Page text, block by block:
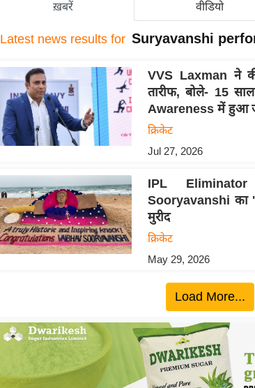
ख़बरें वीडियो
Latest news results for Suryavanshi
VVS Laxman ने
तारीफ, बोले- 15
Awareness में हुआ
क्रिकेट
Jul 27, 2026
IPL
Sooryavanshi का
मुरीद
क्रिकेट
May 29, 2026
Load More...